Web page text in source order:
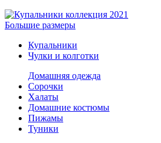
Большие размеры
Купальники
Чулки и колготки
Домашняя одежда
Сорочки
Халаты
Домашние костюмы
Пижамы
Туники